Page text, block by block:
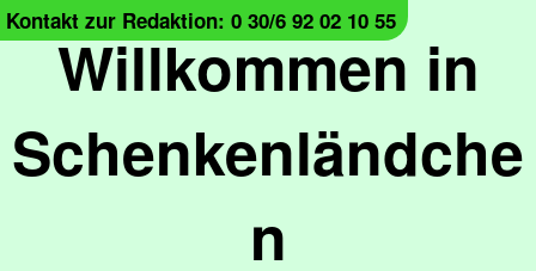
Willkommen in
Schenkenländche
n
Kontakt zur Redaktion: 0 30/6 92 02 10 55